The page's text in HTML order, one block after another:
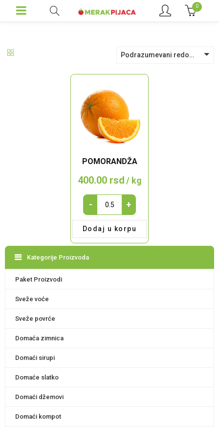
0
Podrazumevani redosled
POMORANDŽA
400.00 rsd/ kg
Pomorandža
quantity
- +
Dodaj u korpu
Kategorije Proizvoda
Paket Proizvodi
Sveže voće
Sveže povrće
Domaća zimnica
Domaći sirupi
Domaće slatko
Domaći džemovi
Domaći kompot